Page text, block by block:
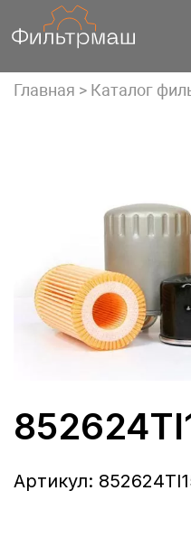
to
Главная > Каталог
Артикул: